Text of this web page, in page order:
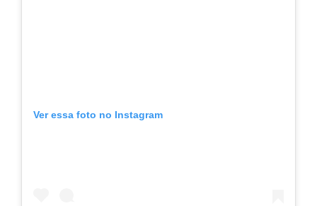
Ver essa foto no Instagram